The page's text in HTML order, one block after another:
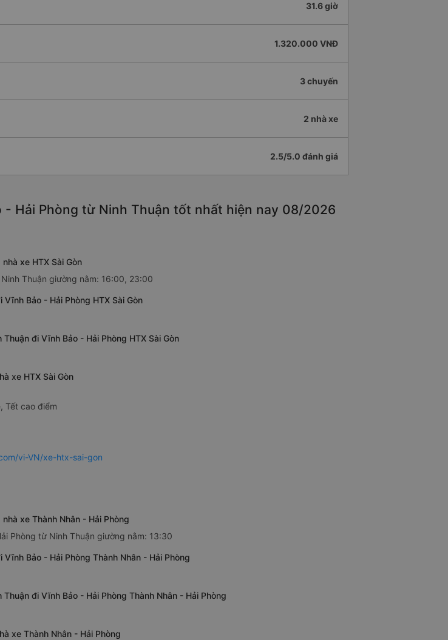
31.6 giờ
1.320.000 VNĐ
3 chuyến
2 nhà xe
2.5/5.0 đánh giá
Hải Phòng từ Ninh Thuận tốt nhất hiện nay 08/2026
xe HTX Sài Gòn
Thuận giường nằm: 16:00, 23:00
Bảo - Hải Phòng HTX Sài Gòn
đi Vĩnh Bảo - Hải Phòng HTX Sài Gòn
xe HTX Sài Gòn
Tết cao điểm
vi-VN/xe-htx-sai-gon
xe Thành Nhân - Hải Phòng
Phòng từ Ninh Thuận giường nằm: 13:30
Bảo - Hải Phòng Thành Nhân - Hải Phòng
đi Vĩnh Bảo - Hải Phòng Thành Nhân - Hải Phòng
xe Thành Nhân - Hải Phòng